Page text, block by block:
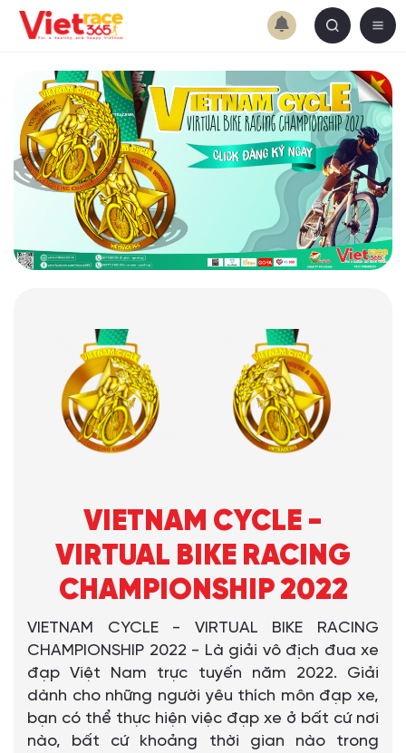
VIETNAM CYCLE -
VIRTUAL BIKE RACING
CHAMPIONSHIP 2022
VIETNAM CYCLE - VIRTUAL BIKE RACING
CHAMPIONSHIP 2022 - Là giải vô địch đua xe
đạp Việt Nam trực tuyến năm 2022. Giải
dành cho những người yêu thích môn đạp xe,
bạn có thể thực hiện việc đạp xe ở bất cứ nơi
nào, bất cứ khoảng thời gian nào trong